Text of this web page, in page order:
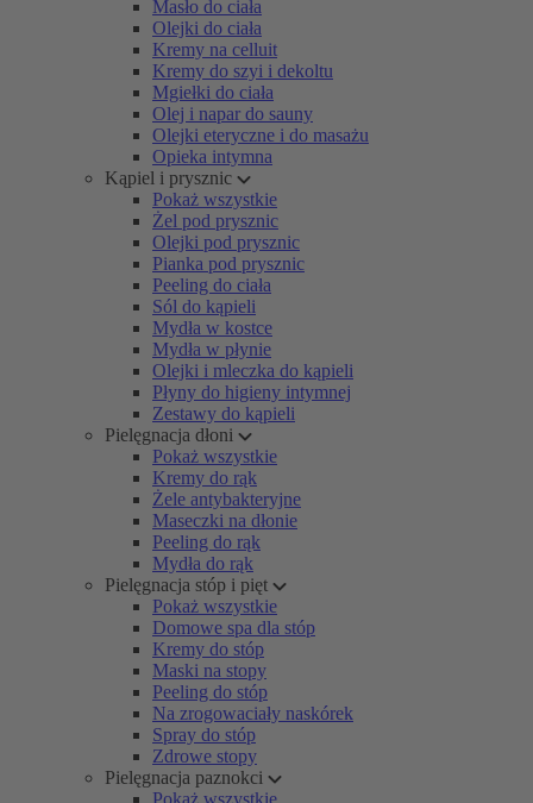
Masło do ciała
Olejki do ciała
Kremy na celluit
Kremy do szyi i dekoltu
Mgiełki do ciała
Olej i napar do sauny
Olejki eteryczne i do masażu
Opieka intymna
Kąpiel i prysznic
Pokaż wszystkie
Żel pod prysznic
Olejki pod prysznic
Pianka pod prysznic
Peeling do ciała
Sól do kąpieli
Mydła w kostce
Mydła w płynie
Olejki i mleczka do kąpieli
Płyny do higieny intymnej
Zestawy do kąpieli
Pielęgnacja dłoni
Pokaż wszystkie
Kremy do rąk
Żele antybakteryjne
Maseczki na dłonie
Peeling do rąk
Mydła do rąk
Pielęgnacja stóp i pięt
Pokaż wszystkie
Domowe spa dla stóp
Kremy do stóp
Maski na stopy
Peeling do stóp
Na zrogowaciały naskórek
Spray do stóp
Zdrowe stopy
Pielęgnacja paznokci
Pokaż wszystkie